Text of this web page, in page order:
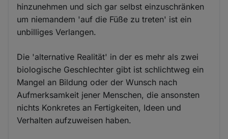
hinzunehmen und sich gar selbst einzuschränken
um niemandem 'auf die Füße zu treten' ist ein
unbilliges Verlangen.
Die 'alternative Realität' in der es mehr als zwei
biologische Geschlechter gibt ist schlichtweg ein
Mangel an Bildung oder der Wunsch nach
Aufmerksamkeit jener Menschen, die ansonsten
nichts Konkretes an Fertigkeiten, Ideen und
Verhalten aufzuweisen haben.